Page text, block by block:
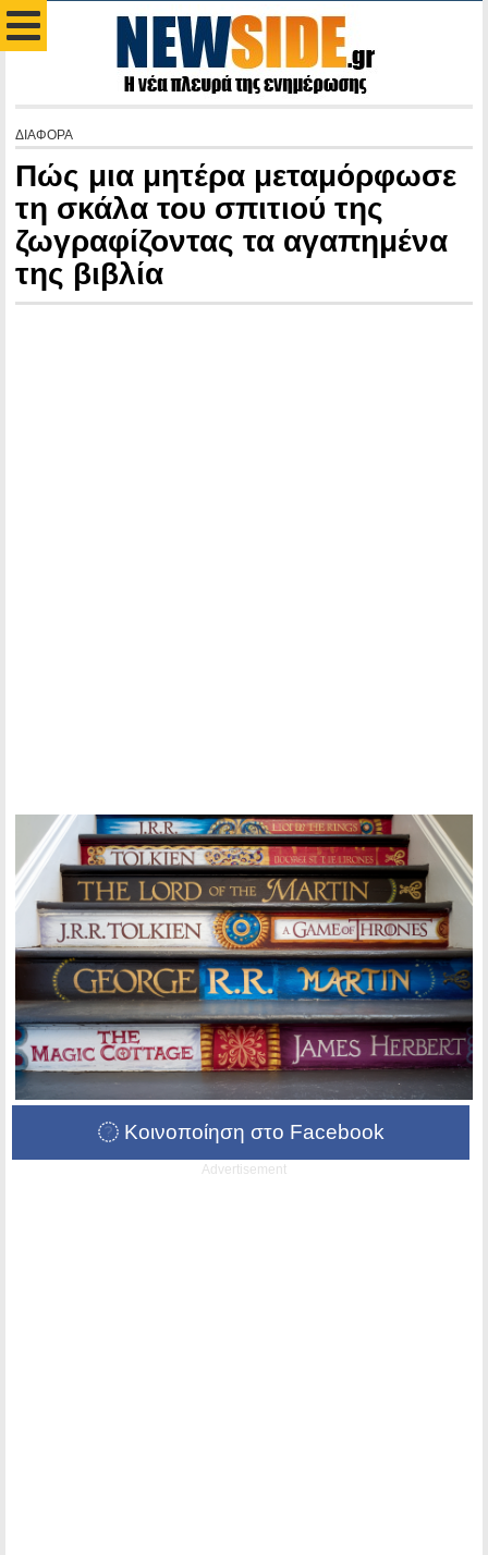
ΔΙΑΦΟΡΑ
Πώς μια μητέρα μεταμόρφωσε
τη σκάλα του σπιτιού της
ζωγραφίζοντας τα αγαπημένα
της βιβλία
Κοινοποίηση στο Facebook
Advertisement